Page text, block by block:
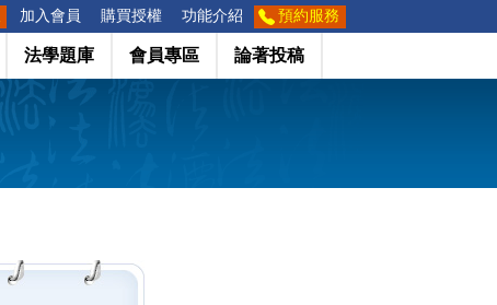
加入會員 購買授權 功能介紹 預約服務
法學題庫 會員專區 論著投稿